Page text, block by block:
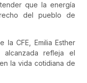
que la energía
del pueblo de
CFE, Emilia Esther
refleja el
la vida cotidiana de